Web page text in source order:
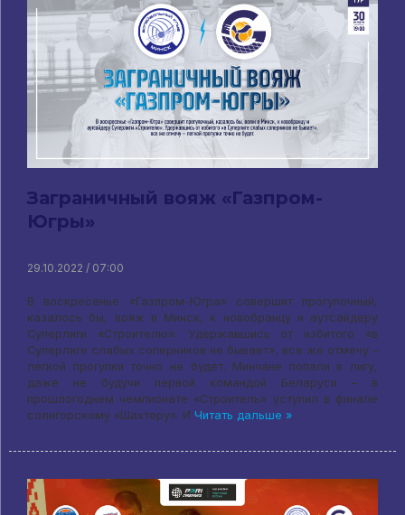
Заграничный вояж «Газпром-
Югры»
29.10.2022 / 07:00
В воскресенье «Газпром-Югра» совершит прогулочный,
казалось бы, вояж в Минск, к новобранцу и аутсайдеру
Суперлиги «Строителю». Удержавшись от избитого «в
Суперлиге слабых соперников не бывает», все же отмечу –
легкой прогулки точно не будет. Минчане попали в лигу,
даже не будучи первой командой Беларуси – в
прошлогоднем чемпионате «Строитель» уступил в финале
солигорскому «Шахтеру». И Читать дальше »